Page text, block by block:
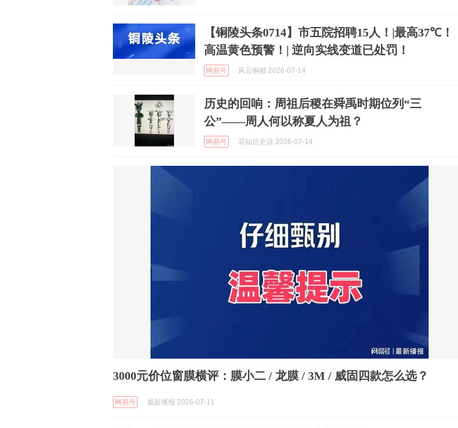
【铜陵头条0714】市五院招聘15人！|最高37℃！
高温黄色预警！| 逆向实线变道已处罚！
网易号 风云铜都 2026-07-14
历史的回响：周祖后稷在舜禹时期位列“三
公”——周人何以称夏人为祖？
网易号 花仙历史说 2026-07-14
3000元价位窗膜横评：膜小二 / 龙膜 / 3M / 威固四款怎么选？
网易号 最新播报 2026-07-11